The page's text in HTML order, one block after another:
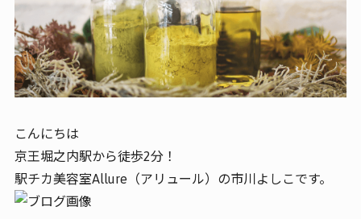
こんにちは
京王堀之内駅から徒歩2分！
駅チカ美容室Allure（アリュール）の市川よしこです。